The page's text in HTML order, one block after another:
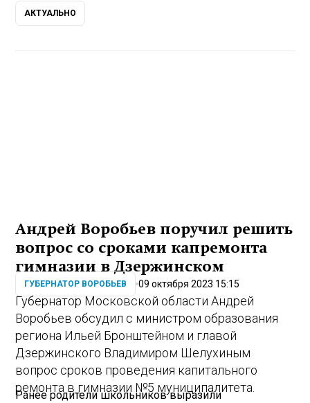
АКТУАЛЬНО
Андрей Воробьев поручил решить
вопрос со сроками капремонта
гимназии в Дзержинском
ГУБЕРНАТОР ВОРОБЬЕВ 09 октября 2023 15:15
Губернатор Московской области Андрей
Воробьев обсудил с министром образования
региона Ильей Бронштейном и главой
Дзержинского Владимиром Шелухиным
вопрос сроков проведения капитального
ремонта в гимназии №5 муниципалитета.
Ранее родители школьников выразили